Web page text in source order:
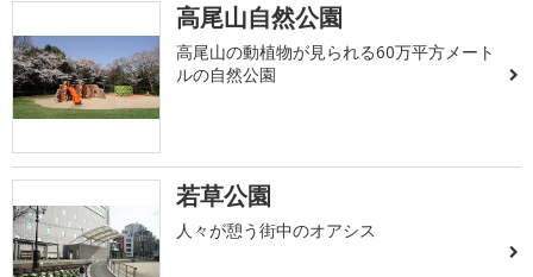
高尾山自然公園
高尾山の動植物が見られる60万平方メート
ルの自然公園
若草公園
人々が憩う街中のオアシス